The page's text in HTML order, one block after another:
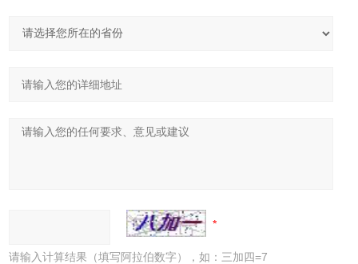
请输入计算结果（填写阿拉伯数字），如：三加四=7